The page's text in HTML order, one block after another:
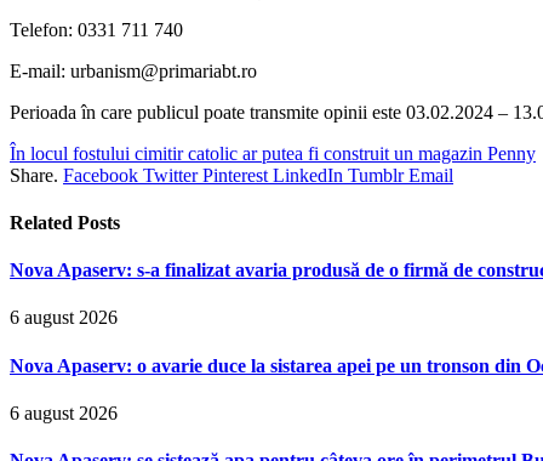
Telefon: 0331 711 740
E-mail: urbanism@primariabt.ro
Perioada în care publicul poate transmite opinii este 03.02.2024 –
În locul fostului cimitir catolic ar putea fi construit un magazin Penny
Share. Facebook Twitter Pinterest LinkedIn Tumblr Email
Related Posts
Nova Apaserv: s-a finalizat avaria produsă de o firmă de
6 august 2026
Nova Apaserv: o avarie duce la sistarea apei pe un tronson din
6 august 2026